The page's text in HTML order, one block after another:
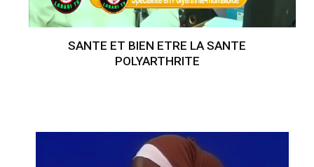
SANTE ET BIEN ETRE LA SANTE
POLYARTHRITE